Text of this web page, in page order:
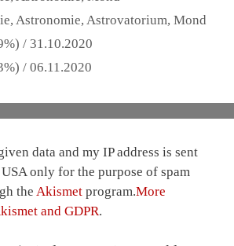
,Astronomie,Astrovatorium,Mond
/ 31.10.2020
/ 06.11.2020
data and my IP address is sent
only for the purpose of spam
the Akismet program.More
and GDPR.